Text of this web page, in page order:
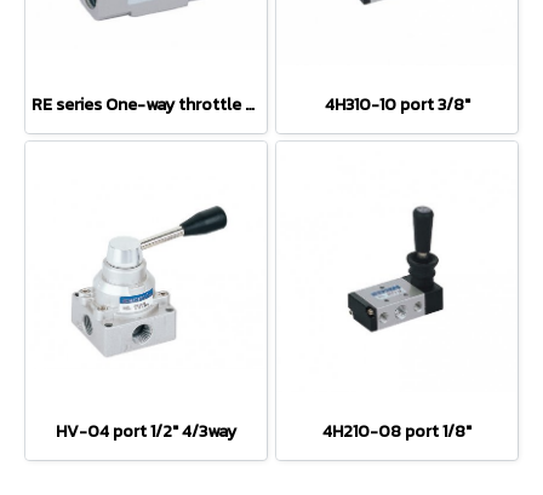
RE series One-way throttle valve 4H310-10 port 3/8"
HV-04 port 1/2" 4/3way 4H210-08 port 1/8"